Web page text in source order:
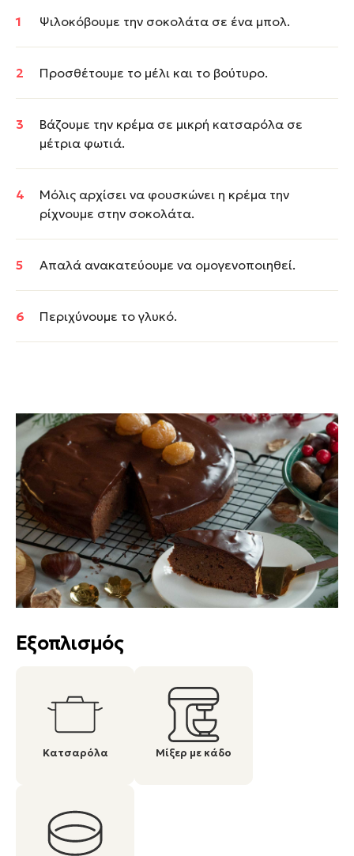
Εξοπλισμός
Κατσαρόλα Μίξερ με κάδο
Ψιλοκόβουμε την σοκολάτα σε ένα μπολ.
Προσθέτουμε το μέλι και το βούτυρο.
Βάζουμε την κρέμα σε μικρή κατσαρόλα σε
μέτρια φωτιά.
Μόλις αρχίσει να φουσκώνει η κρέμα την
ρίχνουμε στην σοκολάτα.
Απαλά ανακατεύουμε να ομογενοποιηθεί.
Περιχύνουμε το γλυκό.